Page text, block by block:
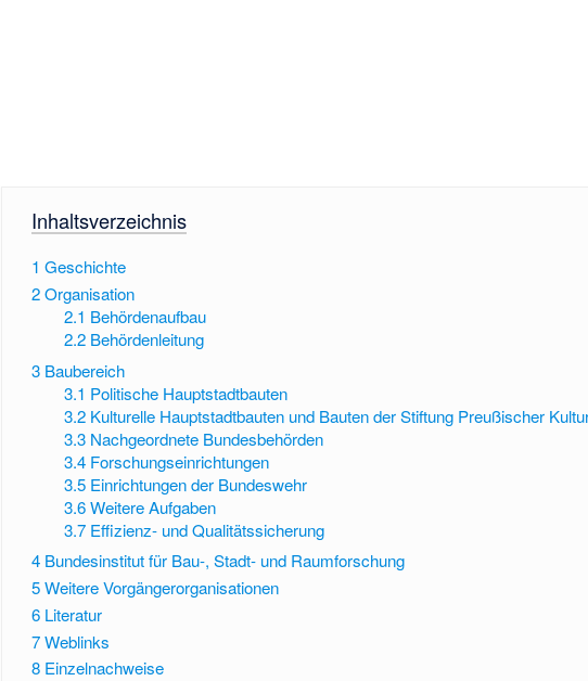
Inhaltsverzeichnis
1 Geschichte
2Organisation
2.1 Behördenaufbau
2.2 Behördenleitung
3 Baubereich
3.1 Politische Hauptstadtbauten
3.2 Kulturelle Hauptstadtbauten und Bauten der Stiftung Preußischer
3.3 Nachgeordnete Bundesbehörden
3.4 Forschungseinrichtungen
3.5 Einrichtungen der Bundeswehr
3.6 Weitere Aufgaben
3.7 Effizienz- und Qualitätssicherung
4 Bundesinstitut für Bau-, Stadt- und Raumforschung
5Weitere Vorgängerorganisationen
6 Literatur
7Weblinks
8 Einzelnachweise